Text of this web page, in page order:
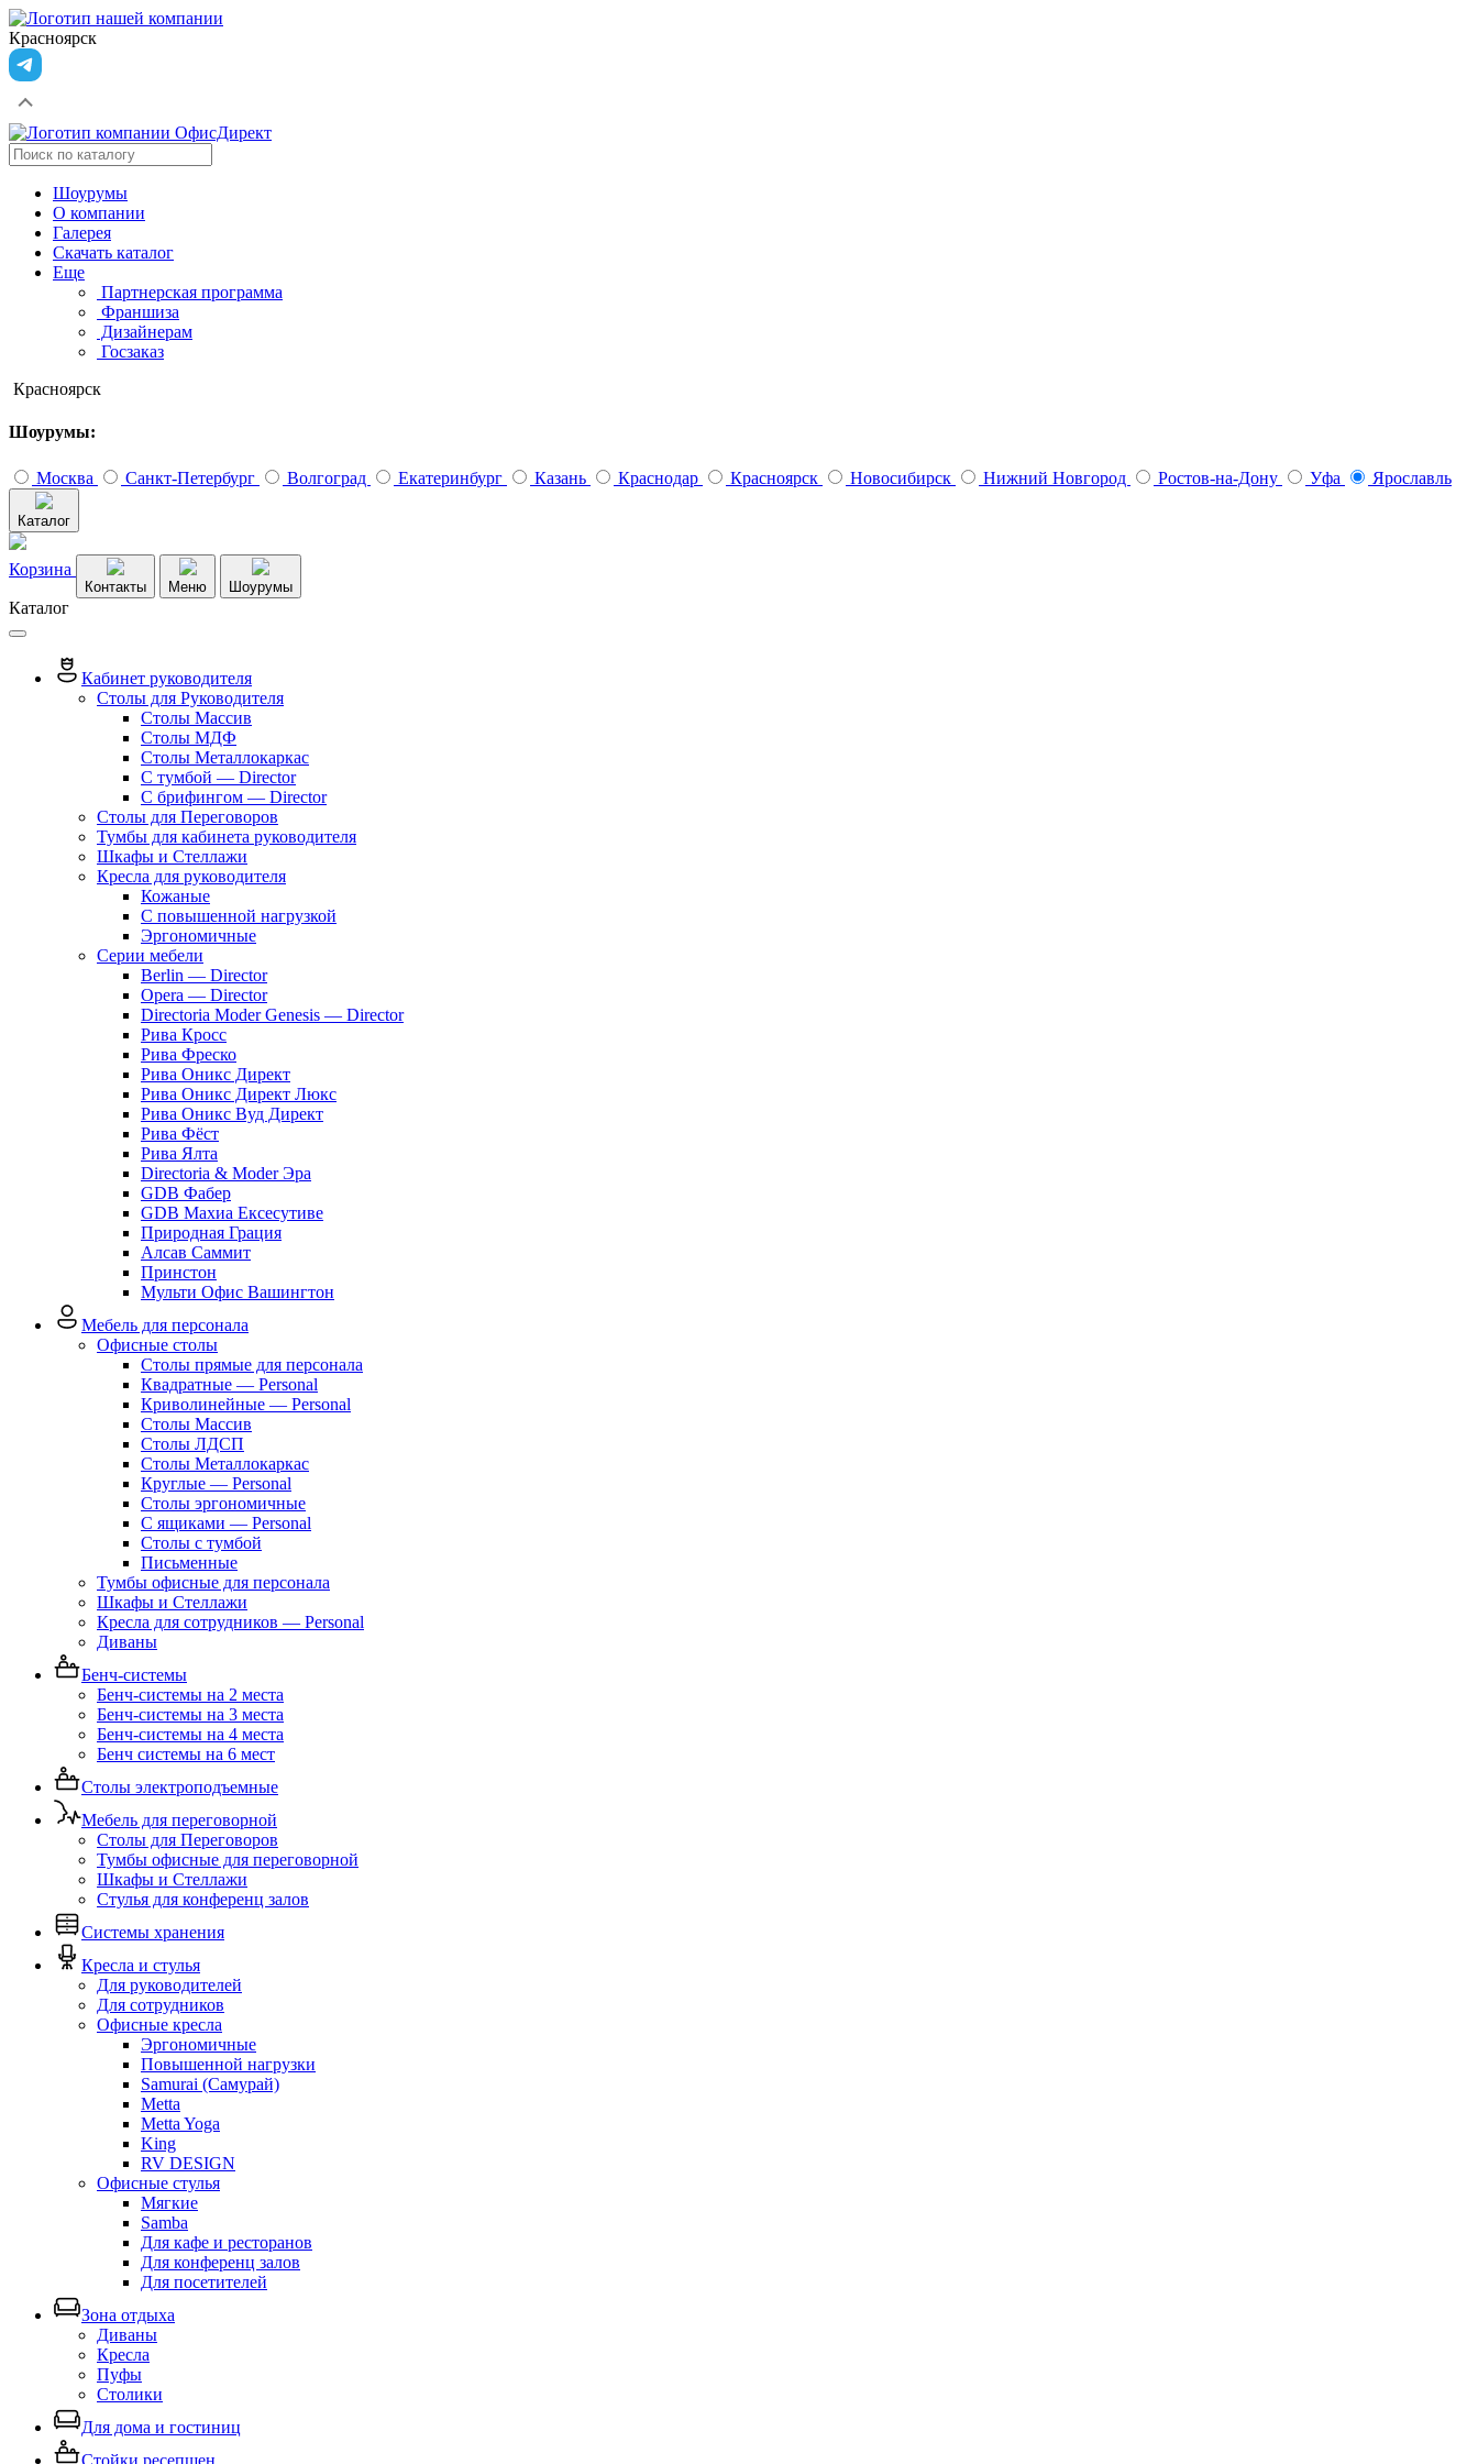
Красноярск
Шоурумы
О компании
Галерея
Скачать каталог
Еще
Партнерская программа
Франшиза
Дизайнерам
Госзаказ
Красноярск
Шоурумы:
Москва Санкт-Петербург Волгоград Екатеринбург Казань Краснодар Красноярск Новосибирск Нижний Новгород Ростов-на-Дону Уфа Ярославль
Каталог
Корзина
Контакты Меню Шоурумы
Каталог
Кабинет руководителя
Столы для Руководителя
Столы Массив
Столы МДФ
Столы Металлокаркас
С тумбой — Director
C брифингом — Director
Столы для Переговоров
Тумбы для кабинета руководителя
Шкафы и Стеллажи
Кресла для руководителя
Кожаные
С повышенной нагрузкой
Эргономичные
Серии мебели
Berlin — Director
Opera — Director
Directoria Moder Genesis — Director
Рива Кросс
Рива Фреско
Рива Оникс Директ
Рива Оникс Директ Люкс
Рива Оникс Вуд Директ
Рива Фёст
Рива Ялта
Directoria & Moder Эра
GDB Фабер
GDB Махиа Ексесутиве
Природная Грация
Алсав Саммит
Принстон
Мульти Офис Вашингтон
Мебель для персонала
Офисные столы
Столы прямые для персонала
Квадратные — Personal
Криволинейные — Personal
Столы Массив
Столы ЛДСП
Столы Металлокаркас
Круглые — Personal
Столы эргономичные
С ящиками — Personal
Столы с тумбой
Письменные
Тумбы офисные для персонала
Шкафы и Стеллажи
Кресла для сотрудников — Personal
Диваны
Бенч-системы
Бенч-системы на 2 места
Бенч-системы на 3 места
Бенч-системы на 4 места
Бенч системы на 6 мест
Столы электроподъемные
Мебель для переговорной
Столы для Переговоров
Тумбы офисные для переговорной
Шкафы и Стеллажи
Стулья для конференц залов
Системы хранения
Кресла и стулья
Для руководителей
Для сотрудников
Офисные кресла
Эргономичные
Повышенной нагрузки
Samurai (Самурай)
Metta
Metta Yoga
King
RV DESIGN
Офисные стулья
Мягкие
Samba
Для кафе и ресторанов
Для конференц залов
Для посетителей
Зона отдыха
Диваны
Кресла
Пуфы
Столики
Для дома и гостиниц
Стойки ресепшен